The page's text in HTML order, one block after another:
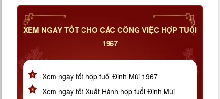
XEM NGÀY TỐT CHO CÁC CÔNG VIỆC HỢP TUỔI
1967
Xem ngày tốt hợp tuổi Đinh Mùi 1967
Xem ngày tốt Xuất Hành hợp tuổi Đinh Mùi